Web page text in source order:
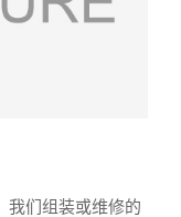
我们组装或维修的